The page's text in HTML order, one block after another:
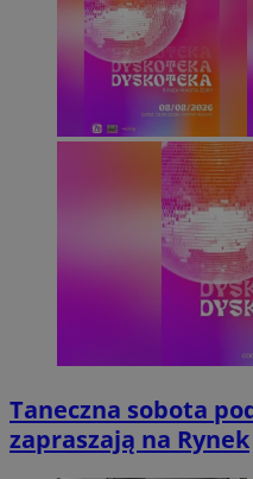
Taneczna sobota
zapraszają na Rynek